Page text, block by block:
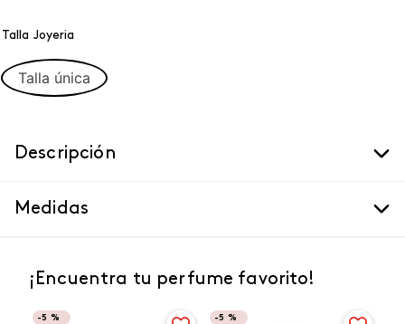
Talla Joyeria
Talla única
Descripción
Medidas
¡Encuentra tu perfume favorito!
-5 %
-5 %